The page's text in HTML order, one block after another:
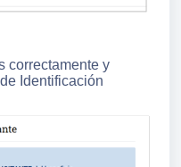
correctamente y
Identificación